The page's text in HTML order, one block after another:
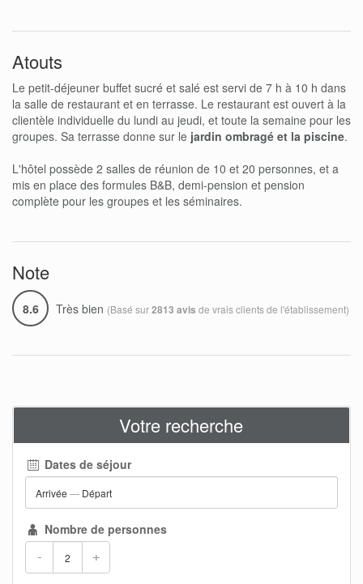
Atouts
Le petit-déjeuner buffet sucré et salé est servi de 7 h à 10 h dans
la salle de restaurant et en terrasse. Le restaurant est ouvert à la
clientèle individuelle du lundi au jeudi, et toute la semaine pour les
groupes. Sa terrasse donne sur le jardin ombragé et la piscine.
L'hôtel possède 2 salles de réunion de 10 et 20 personnes, et a
mis en place des formules B&B, demi-pension et pension
complète pour les groupes et les séminaires.
Note
8.6 Très bien (Basé sur2813 avis de vrais clients de l'établissement)
Votre recherche
Dates de séjour
Arrivée — Départ
Nombre de personnes
- +